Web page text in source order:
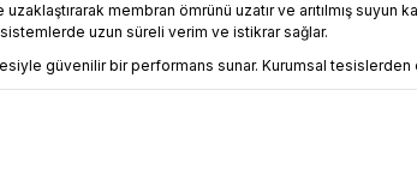
membran ömrünü uzatır ve arıtılmış suyun
uzun süreli verim ve istikrar sağlar.
güvenilir bir performans sunar. Kurumsal